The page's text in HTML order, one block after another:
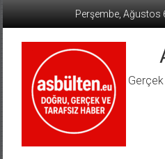
Perşembe, Ağustos